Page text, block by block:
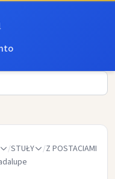
/STUŁY /Z POSTACIAMI